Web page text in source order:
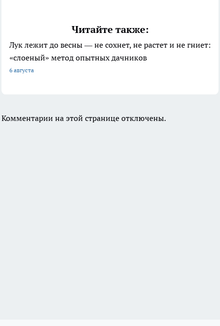
Читайте также:
Лук лежит до весны — не сохнет, не растет и не гниет:
«слоеный» метод опытных дачников
6 августа
Комментарии на этой странице отключены.